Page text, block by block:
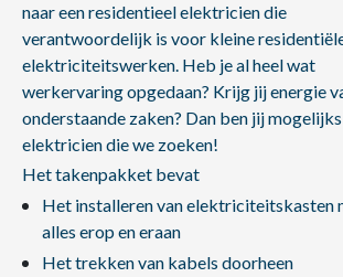
naar een residentieel elektricien die
verantwoordelijk is voor kleine
elektriciteitswerken. Heb je al heel wat
werkervaring opgedaan? Krijg jij energie
onderstaande zaken? Dan ben jij
elektricien die we zoeken!
Het takenpakket bevat
Het installeren van elektriciteitskasten
alles erop en eraan
Het trekken van kabels doorheen